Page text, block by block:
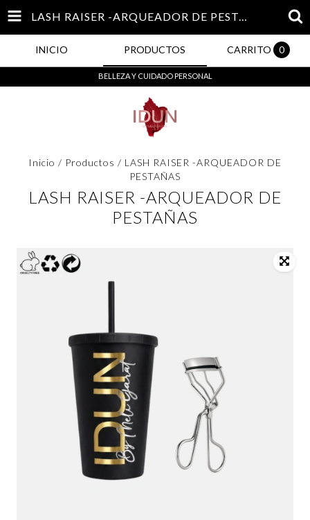
LASH RAISER -ARQUEADOR DE PESTAÑAS
INICIO PRODUCTOS CARRITO 0
BELLEZA Y CUIDADO PERSONAL
Inicio / Productos / LASH RAISER -ARQUEADOR DE
PESTAÑAS
LASH RAISER -ARQUEADOR DE
PESTAÑAS